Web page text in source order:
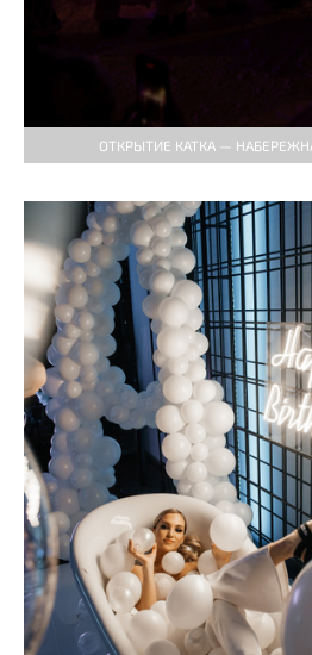
ОТКРЫТИЕ КАТКА —